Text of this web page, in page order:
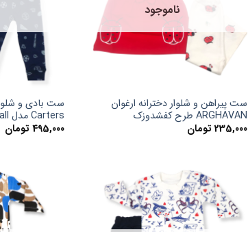
ناموجود
ست پیراهن و شلوار دخترانه ارغوان
ARGHAVAN طرح کفشدوزک
235,000تومان
ست بادی و
Carters مدل baseball
495,000 تومان